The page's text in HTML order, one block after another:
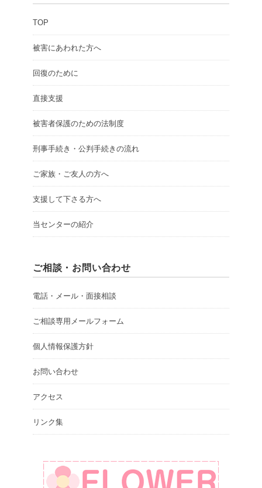
TOP
被害にあわれた方へ
回復のために
直接支援
被害者保護のための法制度
刑事手続き・公判手続きの流れ
ご家族・ご友人の方へ
支援して下さる方へ
当センターの紹介
ご相談・お問い合わせ
電話・メール・面接相談
ご相談専用メールフォーム
個人情報保護方針
お問い合わせ
アクセス
リンク集